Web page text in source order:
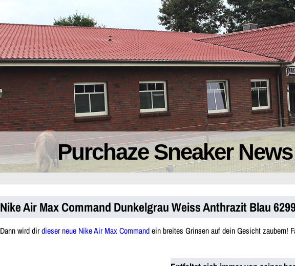
Purchaze Sneaker News
Nike Air Max Command Dunkelgrau Weiss Anthrazit Blau
Dann wird dirdieser neue Nike Air Max Commandein breites Grinsen auf dein Gesicht zaubern!